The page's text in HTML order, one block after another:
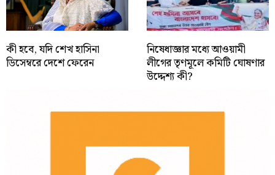
কী হবে, যদি শেখ হাসিনা
ডিসেম্বরে দেশে ফেরেন
নিষেধাজ্ঞার মধ্যে আওয়ামী
লীগের তৃণমূলে কমিটি ঘোষণার
উদ্দেশ্য কী?